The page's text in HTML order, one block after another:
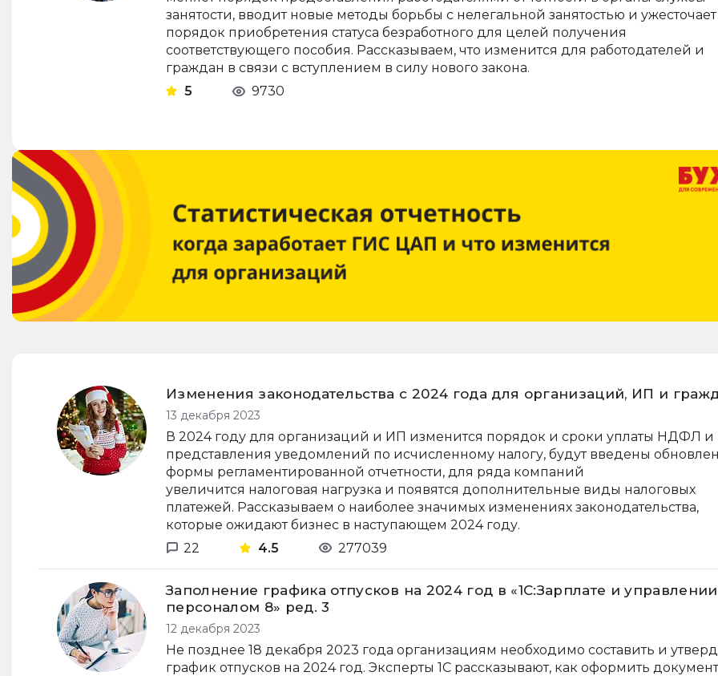
занятости, вводит новые методы борьбы с нелегальной занятостью и ужесточает
порядок приобретения статуса безработного для целей получения
соответствующего пособия. Рассказываем, что изменится для работодателей и
граждан в связи с вступлением в силу нового закона.
5
9730
Изменения законодательства с 2024 года для организаций, ИП и
13 декабря 2023
В 2024 году для организаций и ИП изменится порядок и сроки уплаты НДФЛ и
представления уведомлений по исчисленному налогу, будут введены
формы регламентированной отчетности, для ряда компаний
увеличится налоговая нагрузка и появятся дополнительные виды налоговых
платежей. Рассказываем о наиболее значимых изменениях законодательства,
которые ожидают бизнес в наступающем 2024 году.
22
4.5 277039
Заполнение графика отпусков на 2024 год в «1С:Зарплате и управлении
персоналом 8» ред. 3
12 декабря 2023
Не позднее 18 декабря 2023 года организациям необходимо составить и
график отпусков на 2024 год. Эксперты 1С рассказывают, как оформить документ